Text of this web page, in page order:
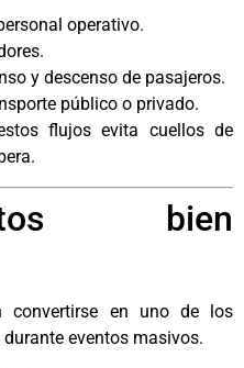
operativo.
y descenso de pasajeros.
público o privado.
flujos evita cuellos de
bien
convertirse en uno de los
eventos masivos.